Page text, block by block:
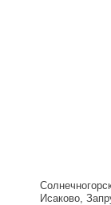
Исаково,